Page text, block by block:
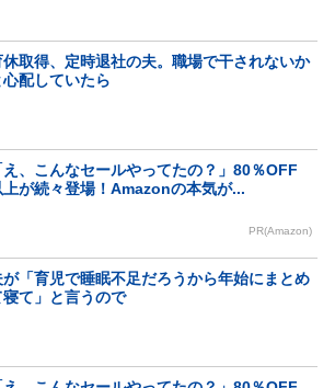
休取得、定時退社の夫。職場で干されないか
心配していたら
え、こんなセールやってたの？」80％OFF
上が続々登場！Amazonの本気が...
PR(Amazon)
が「育児で睡眠不足だろうから年始にまとめ
寝て」と言うので